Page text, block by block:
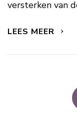
versterken van
LEES MEER